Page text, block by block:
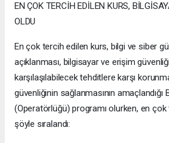
EN ÇOK TERCİH EDİLEN KURS,
OLDU
En çok tercih edilen kurs, bilgi ve siber
açıklanması, bilgisayar ve erişim
karşılaşılabilecek tehditlere karşı
güvenliğinin sağlanmasının
(Operatörlüğü) programı olurken, en
şöyle sıralandı: